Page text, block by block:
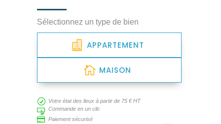
Sélectionnez un type de bien
APPARTEMENT
MAISON
R Votre état des lieux à partir de 75 € HT
 Commande en un clic
 Paiement sécurisé